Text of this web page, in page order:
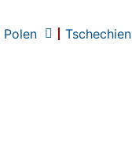
Polen Tschechien